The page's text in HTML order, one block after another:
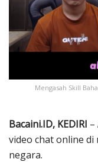
Mengasah Skill
Bacaini.ID, KEDIRI –
video chat online di
negara.